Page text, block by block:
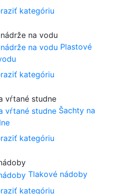
kategóriu
Plastové
kategóriu
Šachty na
kategóriu
Tlakové nádoby
kategóriu